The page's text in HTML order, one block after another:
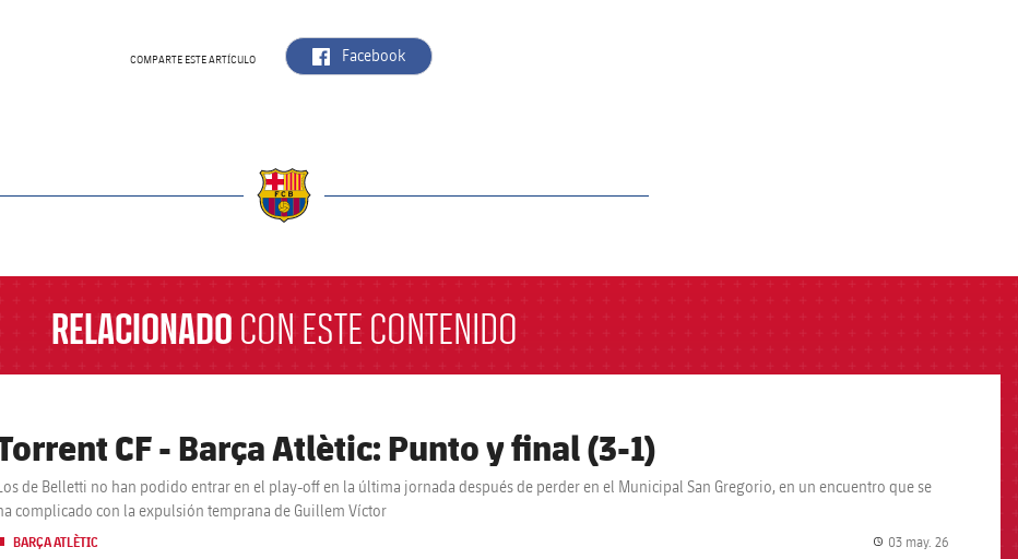
COMPARTE ESTE ARTÍCULO label.aria.facebook
Facebook
RELACIONADO CON ESTE CONTENIDO
CF - Barça Atlètic: Punto y final (3-1)
de Belletti no han podido entrar en el play-off en la última jornada después de perder en el Municipal San Gregorio, en un encuentro que se
complicado con la expulsión temprana de Guillem Víctor
BARÇA ATLÈTIC 03 may. 26